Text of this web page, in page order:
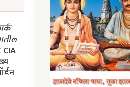
होते. एका मोठ्या टेबलामागे आईन्सेल व बार्लो बसले. त्यांच्या बाजूला एक 'Babysitter' बाई बसली होती व CIA 'काँग्रेस'ऐवजी 'व्हाईट हाऊस'शी एकनिष्ठ राहील याची खात्री करण्यासाठी तिला तेथे बसवले होते! CIA च्या अण्वस्त्रप्रसारविरोधी विभागाचा जॉन सेरॅबियन नावाचा आणखी एक अधिकारीही तिथे होता. दुसर्‍या बाजूला बारा सिनेटर्स व प्रतिनिधी बसले होते. मागच्या बाजूला 'व्हाईट हाऊस'तर्फे चर्चेचे निरीक्षण करायला आलेले मध्यपूर्व व दक्षिण अशिया विभाग